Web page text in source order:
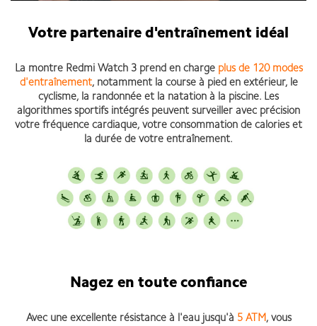
Votre partenaire d'entraînement idéal
La montre Redmi Watch 3 prend en charge plus de 120 modes
d'entraînement, notamment la course à pied en extérieur, le
cyclisme, la randonnée et la natation à la piscine. Les
algorithmes sportifs intégrés peuvent surveiller avec précision
votre fréquence cardiaque, votre consommation de calories et
la durée de votre entraînement.
Nagez en toute confiance
Avec une excellente résistance à l'eau jusqu'à 5 ATM , vous